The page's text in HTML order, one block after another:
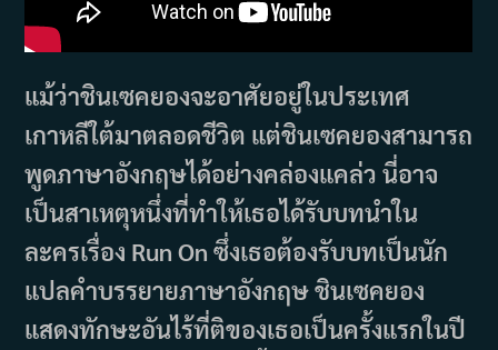
แม้ว่าชินเซคยองจะอาศัยอยู่ในประเทศ
เกาหลีใต้มาตลอดชีวิต แต่ชินเซคยองสามารถ
พูดภาษาอังกฤษได้อย่างคล่องแคล่ว นี่อาจ
เป็นสาเหตุหนึ่งที่ทำให้เธอได้รับบทนำใน
ละครเรื่อง Run On ซึ่งเธอต้องรับบทเป็นนัก
แปลคำบรรยายภาษาอังกฤษ ชินเซคยอง
แสดงทักษะอันไร้ที่ติของเธอเป็นครั้งแรกในปี